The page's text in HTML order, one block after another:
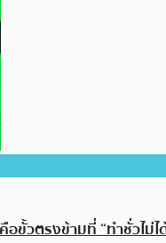
อขั้วตรงข้ามที่ “ทำชั่วไม่ไ